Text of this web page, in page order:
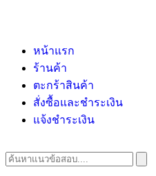
หน้าแรก
ร้านค้า
ตะกร้าสินค้า
สั่งซื้อและชำระเงิน
แจ้งชำระเงิน